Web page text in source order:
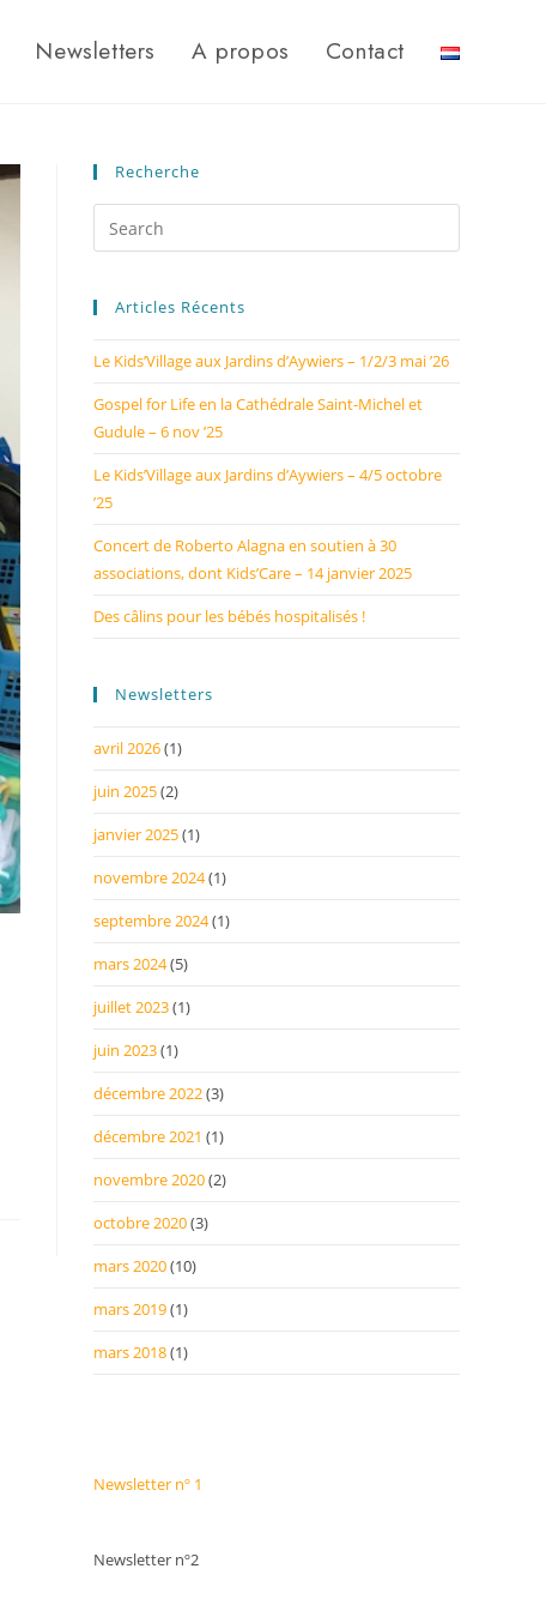
Newsletters A propos Contact
Recherche
Articles Récents
Le Kids’Village aux Jardins d’Aywiers – 1/2/3 mai ’26
Gospel for Life en la Cathédrale Saint-Michel et
Gudule – 6 nov ’25
Le Kids’Village aux Jardins d’Aywiers – 4/5 octobre
’25
Concert de Roberto Alagna en soutien à 30
associations, dont Kids’Care – 14 janvier 2025
Des câlins pour les bébés hospitalisés !
Newsletters
avril 2026(1)
juin 2025(2)
janvier 2025(1)
novembre 2024(1)
septembre 2024(1)
mars 2024(5)
juillet 2023(1)
juin 2023(1)
décembre 2022(3)
décembre 2021 (1)
novembre 2020(2)
octobre 2020(3)
mars 2020(10)
mars 2019(1)
mars 2018(1)
Newsletter nº 1
Newsletter nº2